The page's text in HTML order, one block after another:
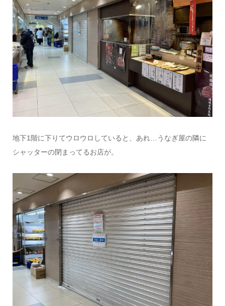
地下1階に下りてウロウロしていると、あれ…うなぎ屋の隣に
シャッターの閉まってるお店が。